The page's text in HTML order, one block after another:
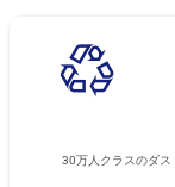
30万人クラスのダス